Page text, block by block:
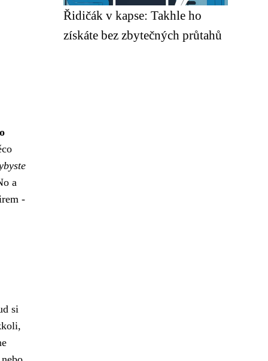
a
-
si
Řidičák v kapse: Takhle ho
získáte bez zbytečných průtahů